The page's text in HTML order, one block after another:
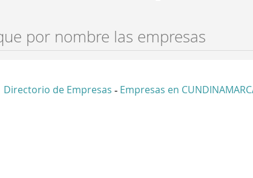
Directorio de Empresas - Empresas en